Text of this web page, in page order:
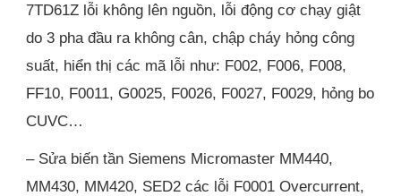
7TD61Z lỗi không lên nguồn, lỗi động cơ chạy giật
do 3 pha đầu ra không cân, chập cháy hỏng công
suất, hiển thị các mã lỗi như: F002, F006, F008,
FF10, F0011, G0025, F0026, F0027, F0029, hỏng bo
CUVC…
– Sửa biến tần Siemens Micromaster MM440,
MM430, MM420, SED2 các lỗi F0001 Overcurrent,